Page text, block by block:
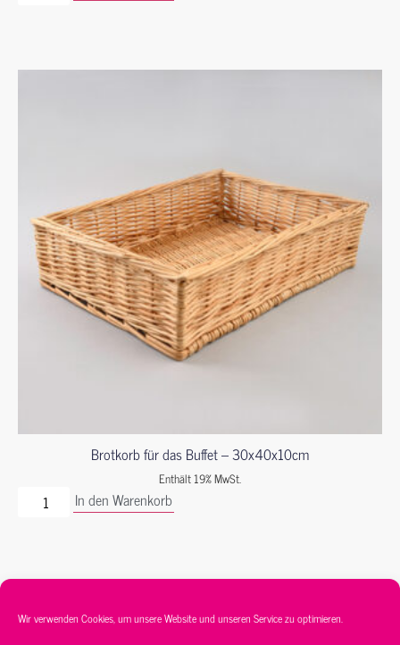
Wir verwenden Cookies, um unsere Website und unseren Service zu optimieren.
Brotkorb für das Buffet – 30x40x10cm
Enthält 19% MwSt.
In den Warenkorb